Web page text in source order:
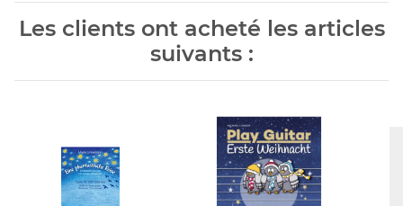
Les clients ont acheté les articles
suivants :